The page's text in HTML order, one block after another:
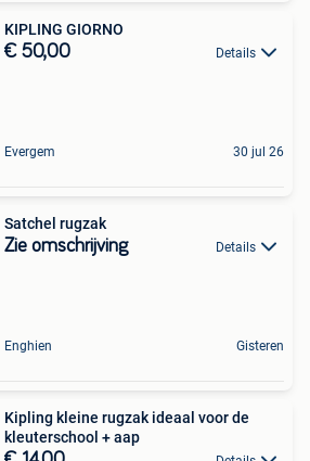
KIPLING GIORNO
€ 50,00 Details
Evergem 30 jul 26
Satchel rugzak
Zie omschrijving Details
Enghien Gisteren
Kipling kleine rugzak ideaal voor de
kleuterschool + aap